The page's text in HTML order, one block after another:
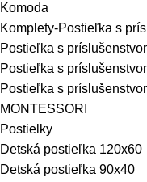
Komoda
Komplety-Postieľka s
Postieľka s
Postieľka s
Postieľka s
MONTESSORI
Postielky
Detská postieľka 120x60
Detská postieľka 90x40